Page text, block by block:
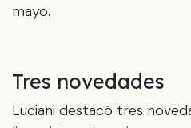
mayo.
Tres novedades
Luciani destacó tres